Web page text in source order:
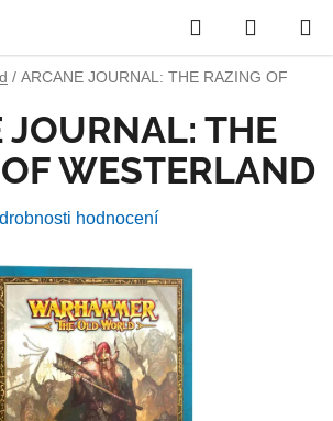
Hledat
KOŠÍK
/ ARCANE JOURNAL: THE RAZING OF
JOURNAL: THE
WESTERLAND
hodnocení